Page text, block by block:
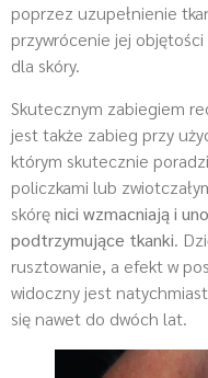
poprzez uzupełnienie
przywrócenie jej
dla skóry.
Skutecznym zabiegiem
jest także zabieg przy
którym skutecznie
policzkami lub
skóręnici wzmacniają i
podtrzymujące tkanki.
rusztowanie, a efekt w
widoczny jest
się nawet do dwóch lat.